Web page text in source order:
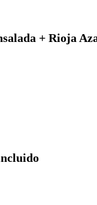
+ Rioja